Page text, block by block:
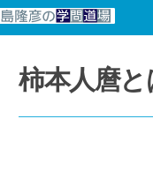
柿本人麿